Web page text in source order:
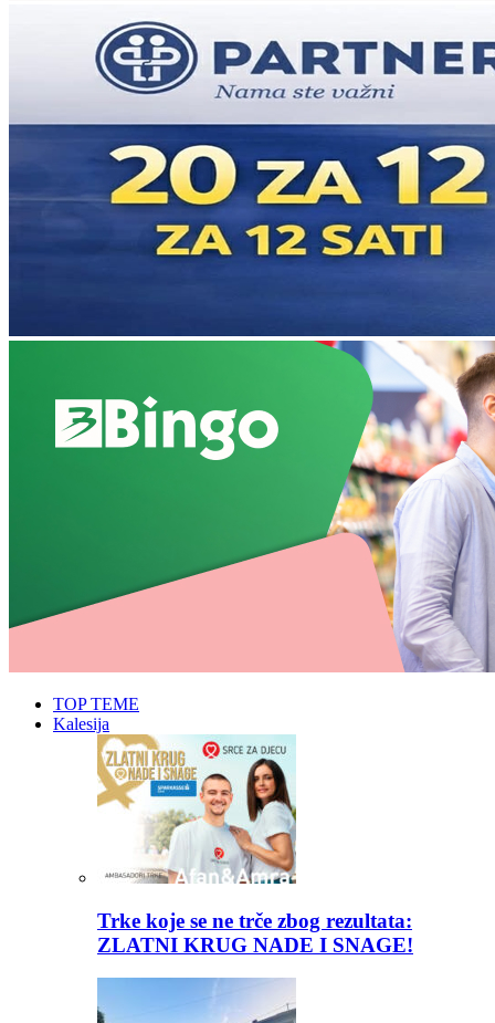
TOP TEME
Kalesija
Trke koje se ne trče zbog rezultata:
ZLATNI KRUG NADE I SNAGE!